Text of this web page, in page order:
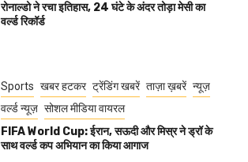
रोनाल्डो ने रचा इतिहास, 24 घंटे के अंदर तोड़ा मेसी का
वर्ल्ड रिकॉर्ड
Sports खबर हटकर ट्रेंडिंग खबरें ताज़ा ख़बरें न्यूज़
वर्ल्ड न्यूज़ सोशल मीडिया वायरल
FIFA World Cup: ईरान, सऊदी और मिस्र ने ड्रॉ के
साथ वर्ल्ड कप अभियान का किया आगाज